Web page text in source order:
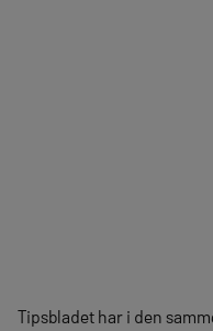
Tipsbladet har i den